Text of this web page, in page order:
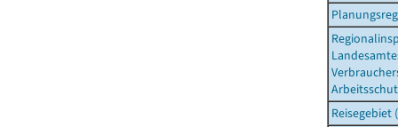
Reisegebiet